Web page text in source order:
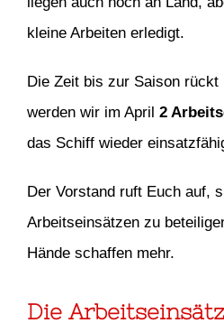
kleine Arbeiten erledigt.
Die Zeit bis zur Saison rückt
werden wir im April 2
das Schiff wieder
Der Vorstand ruft Euch auf,
Arbeitseinsätzen zu
Hände schaffen mehr.
Die